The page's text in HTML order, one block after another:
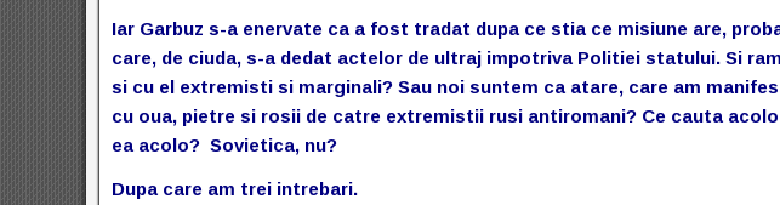
Iar Garbuz s-a enervate ca a fost tradat dupa ce stia ce misiune are,
care, de ciuda, s-a dedat actelor de ultraj impotriva Politiei statului. Si
si cu el extremisti si marginali? Sau noi suntem ca atare, care am
cu oua, pietre si rosii de catre extremistii rusi antiromani? Ce cauta
ea acolo? Sovietica, nu?
Dupa care am trei intrebari.